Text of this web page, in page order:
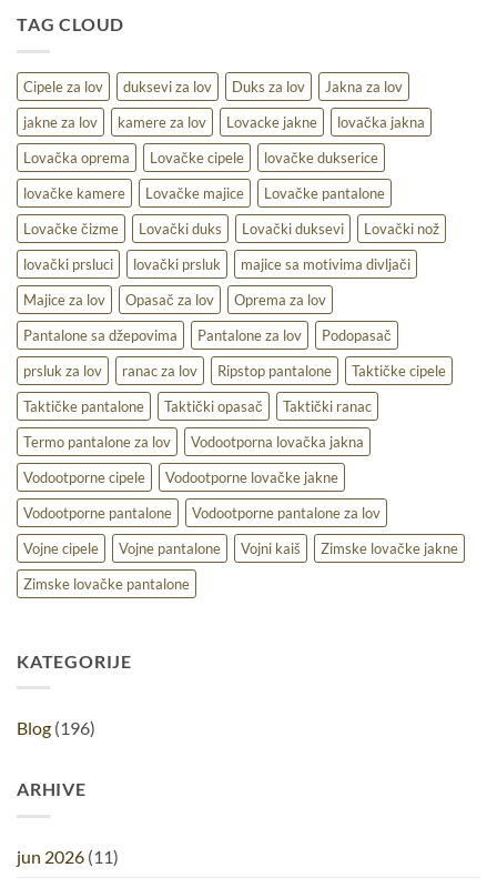
na
terenu
TAG CLOUD
Cipele za lov duksevi za lov Duks za lov
Jakna za lov
jakne za lov
kamere za lov Lovacke jakne
lovačka jakna
Lovačka oprema
Lovačke cipele
lovačke dukserice
lovačke kamere
Lovačke majice
Lovačke pantalone
Lovačke čizme
Lovački duks Lovački duksevi
Lovački nož
lovački prsluci
lovački prsluk
majice sa motivima divljači
Majice za lov
Opasač za lov
Oprema za lov
Pantalone sa džepovima
Pantalone za lov
Podopasač
prsluk za lov
ranac za lov Ripstop pantalone
Taktičke cipele
Taktičke pantalone
Taktički opasač
Taktički ranac
Termo pantalone za lov
Vodootporna lovačka jakna
Vodootporne cipele
Vodootporne lovačke jakne
Vodootporne pantalone
Vodootporne pantalone za lov
Vojne cipele
Vojne pantalone Vojni kaiš
Zimske lovačke jakne
Zimske lovačke pantalone
KATEGORIJE
Blog (196)
ARHIVE
jun 2026 (11)